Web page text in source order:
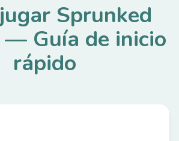
Sprunked
— Guía de inicio
rápido